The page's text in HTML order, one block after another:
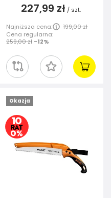
227,99 zł / szt.
Najniższa cena:
199,00 zł
Cena regularna:
259,00 zł -12%
Okazja